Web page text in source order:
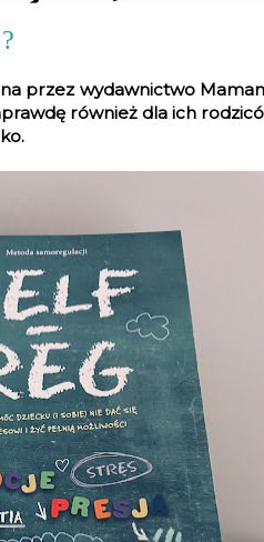
przez wydawnictwo
również dla ich